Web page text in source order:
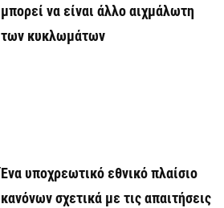
μπορεί να είναι άλλο αιχμάλωτη
των κυκλωμάτων
Ένα υποχρεωτικό εθνικό πλαίσιο
κανόνων σχετικά με τις απαιτήσεις